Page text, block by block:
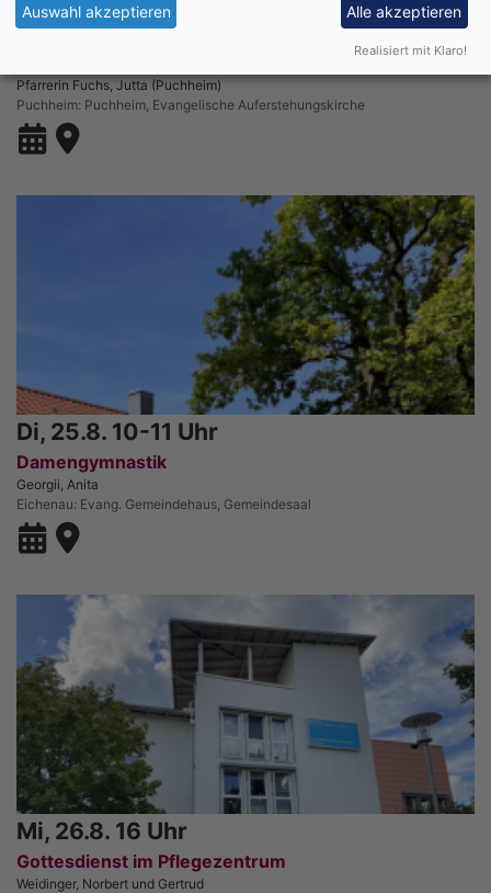
So, 23.8. 10 Uhr
Pfarrerin Fuchs, Jutta (Puchheim)
Puchheim Puchheim, Evangelische Auferstehungskirche
Di, 25.8. 10-11 Uhr
Damengymnastik
Georgii, Anita
Eichenau Evang. Gemeindehaus, Gemeindesaal
Mi, 26.8. 16 Uhr
Gottesdienst im Pflegezentrum
Weidinger, Norbert und Gertrud
Auswahl akzeptieren Alle akzeptieren
Realisiert mit Klaro!